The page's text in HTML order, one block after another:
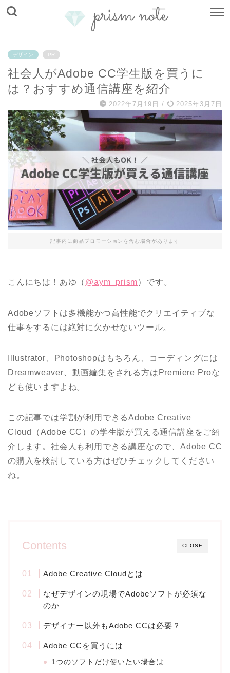
デザイン PR
社会人がAdobe CC学生版を買うに
は？おすすめ通信講座を紹介
2022年7月19日 / 2025年3月7日
記事内に商品プロモーションを含む場合があります
こんにちは！あゆ（ @aym_prism）です。
Adobeソフトは多機能かつ高性能でクリエイティブな
仕事をするには絶対に欠かせないツール。
Illustrator、Photoshopはもちろん、コーディングには
Dreamweaver、動画編集をされる方はPremiere Proな
ども使いますよね。
この記事では学割が利用できるAdobe Creative
Cloud（Adobe CC）の学生版が買える通信講座をご紹
介します。社会人も利用できる講座なので、Adobe CC
の購入を検討している方はぜひチェックしてください
ね。
CLOSE
Contents
Adobe Creative Cloudとは
なぜデザインの現場でAdobeソフトが必須な
のか
デザイナー以外もAdobe CCは必要？
Adobe CCを買うには
1つのソフトだけ使いたい場合は…